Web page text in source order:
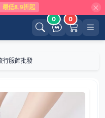
最低8.9折起
0 0
行服飾批發